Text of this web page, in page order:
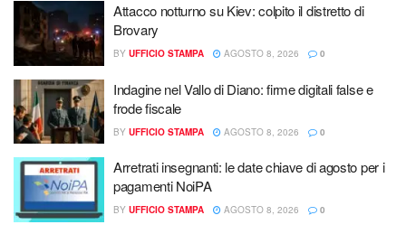
Attacco notturno su Kiev: colpito il distretto di
Brovary
BY UFFICIO STAMPA AGOSTO 8, 2026 0
Indagine nel Vallo di Diano: firme digitali false e
frode fiscale
BY UFFICIO STAMPA AGOSTO 8, 2026 0
Arretrati insegnanti: le date chiave di agosto per i
pagamenti NoiPA
BY UFFICIO STAMPA AGOSTO 8, 2026 0